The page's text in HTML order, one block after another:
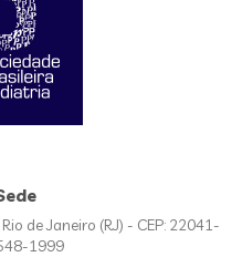
de Janeiro (RJ) - CEP: 22041-
1999